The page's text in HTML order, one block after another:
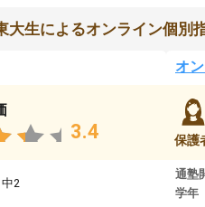
大生によるオンライン個別
3.4
中2
オ
保護
通塾
学年